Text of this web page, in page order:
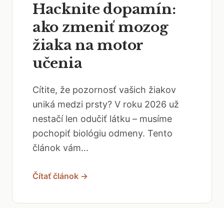
Hacknite dopamín:
ako zmeniť mozog
žiaka na motor
učenia
Cítite, že pozornosť vašich žiakov
uniká medzi prsty? V roku 2026 už
nestačí len odučiť látku – musíme
pochopiť biológiu odmeny. Tento
článok vám...
Čítať článok →